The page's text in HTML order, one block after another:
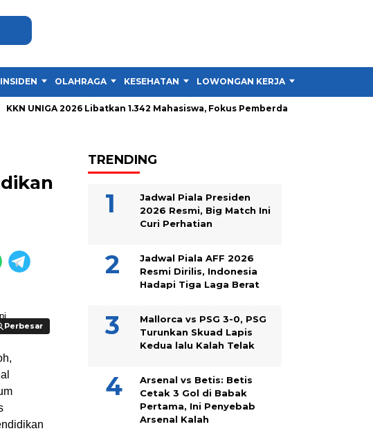
INSIDEN OLAHRAGA KESEHATAN LOWONGAN KERJA
2026 Libatkan 1.342 Mahasiswa, Fokus Pemberdayaan Masyarakat
Perbesar
Perbesar
TRENDING
Jadwal Piala Presiden
2026 Resmi, Big Match Ini
Curi Perhatian
Jadwal Piala AFF 2026
Resmi Dirilis, Indonesia
Hadapi Tiga Laga Berat
Mallorca vs PSG 3-0, PSG
Turunkan Skuad Lapis
Kedua lalu Kalah Telak
Arsenal vs Betis: Betis
Cetak 3 Gol di Babak
Pertama, Ini Penyebab
Arsenal Kalah